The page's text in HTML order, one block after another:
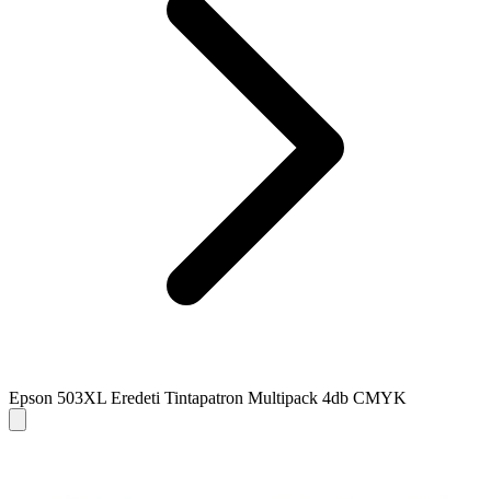
Epson 503XL Eredeti Tintapatron Multipack 4db CMYK